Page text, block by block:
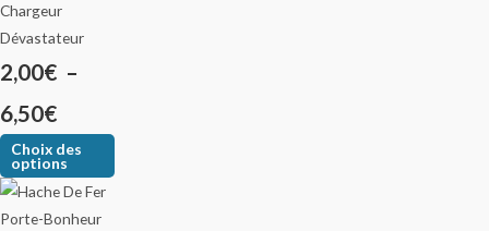
Chargeur
Dévastateur
2,00€ –
6,50€
Choix des
options